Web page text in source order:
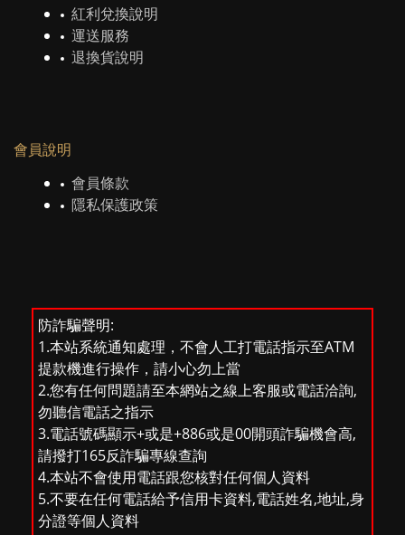
紅利兌換說明
運送服務
退換貨說明
會員說明
會員條款
隱私保護政策
防詐騙聲明:
1.本站系統通知處理，不會人工打電話指示至ATM
提款機進行操作，請小心勿上當
2.您有任何問題請至本網站之線上客服或電話洽詢,
勿聽信電話之指示
3.電話號碼顯示+或是+886或是00開頭詐騙機會高,
請撥打165反詐騙專線查詢
4.本站不會使用電話跟您核對任何個人資料
5.不要在任何電話給予信用卡資料,電話姓名,地址,身
分證等個人資料